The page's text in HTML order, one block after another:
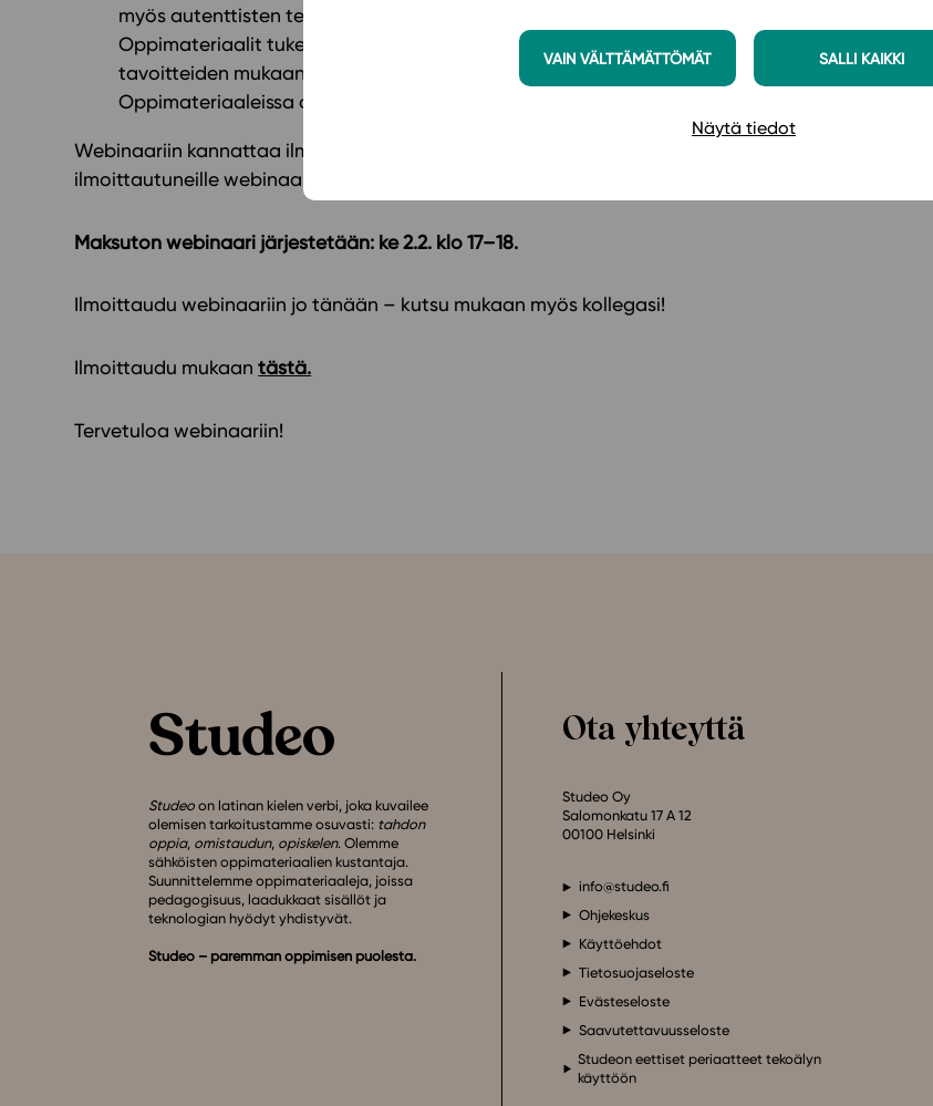
VAIN VÄLTTÄMÄTTÖMÄT SALLI KAIKKI
Näytä tiedot
myös autenttisten tekstien tutkimista ja analyysia sekä niiden tuottamista.
Oppimateriaalit tukevat eriyttämistä: tehtäviä on helppo kohdistaa opiskelijan taitotason ja
tavoitteiden mukaan.
Oppimateriaaleissa on Abitti-kokeet.
Webinaariin kannattaa ilmoittautua, vaikka et ehtisikään osallistua, sillä lähetämme kaikille
ilmoittautuneille webinaarista tallenteen. Webinaarissa voit esittää kysymyksiä sarjan tekijöille.
Maksuton webinaari järjestetään: ke 2.2. klo 17–18.
Ilmoittaudu webinaariin jo tänään – kutsu mukaan myös kollegasi!
Ilmoittaudu mukaantästä.
Tervetuloa webinaariin!
Studeo on latinan kielen verbi, joka kuvailee
olemisen tarkoitustamme osuvasti: tahdon
oppia, omistaudun, opiskelen. Olemme
sähköisten oppimateriaalien kustantaja.
Suunnittelemme oppimateriaaleja, joissa
pedagogisuus, laadukkaat sisällöt ja
teknologian hyödyt yhdistyvät.
Studeo – paremman oppimisen puolesta.
Ota yhteyttä
Studeo Oy
Salomonkatu 17 A 12
00100 Helsinki
info@studeo.fi
Ohjekeskus
Käyttöehdot
Tietosuojaseloste
Evästeseloste
Saavutettavuusseloste
Studeon eettiset periaatteet tekoälyn
käyttöön